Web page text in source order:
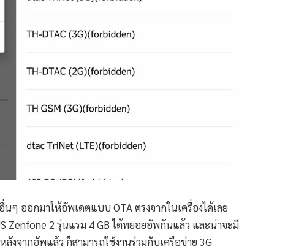
ออกมาให้อัพเดตแบบ OTA ตรงจากในเครื่องได้เลย
Zenfone 2 รุ่นแรม 4 GB ได้ทยอยอัพกันแล้ว และน่าจะมี
งจากอัพแล้ว ก็สามารถใช้งานร่วมกับเครือข่าย 3G